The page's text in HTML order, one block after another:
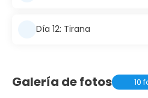
Día 12: Tirana
Galería de fotos 10